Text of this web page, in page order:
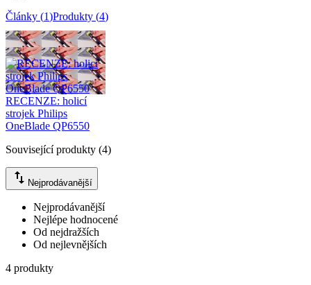
Články (1)Produkty (4)
Související články(1)
RECENZE: holicí
strojek Philips
OneBlade QP6550
Související produkty (4)
Nejprodávanější
Nejprodávanější
Nejlépe hodnocené
Od nejdražších
Od nejlevnějších
4 produkty